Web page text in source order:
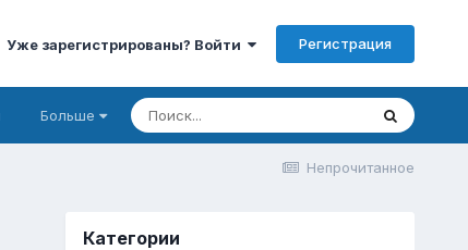
Уже зарегистрированы? Войти Регистрация
Больше
Непрочитанное
Категории